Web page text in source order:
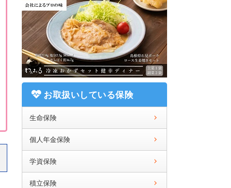
お取扱いしている保険
生命保険
個人年金保険
学資保険
積立保険